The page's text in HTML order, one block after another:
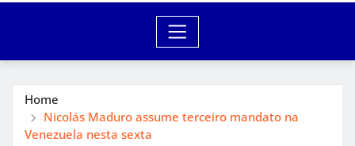
Home
Nicolás Maduro assume terceiro mandato na
Venezuela nesta sexta